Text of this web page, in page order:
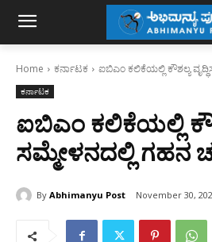
Home ಕರ್ನಾಟಕ ಐಬಿಎಂ ಕಲಿಕೆಯಲ್ಲಿ ಕೌಶಲ್ಯ
ಕರ್ನಾಟಕ
ಐಬಿಎಂ ಕಲಿಕೆಯಲ್ಲಿ
ಸಮ್ಮೇಳನದಲ್ಲಿ ಗಹನ
By Abhimanyu Post November 30,